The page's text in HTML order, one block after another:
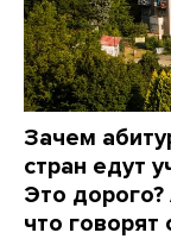
Зачем
стран едут
Это
что говорят